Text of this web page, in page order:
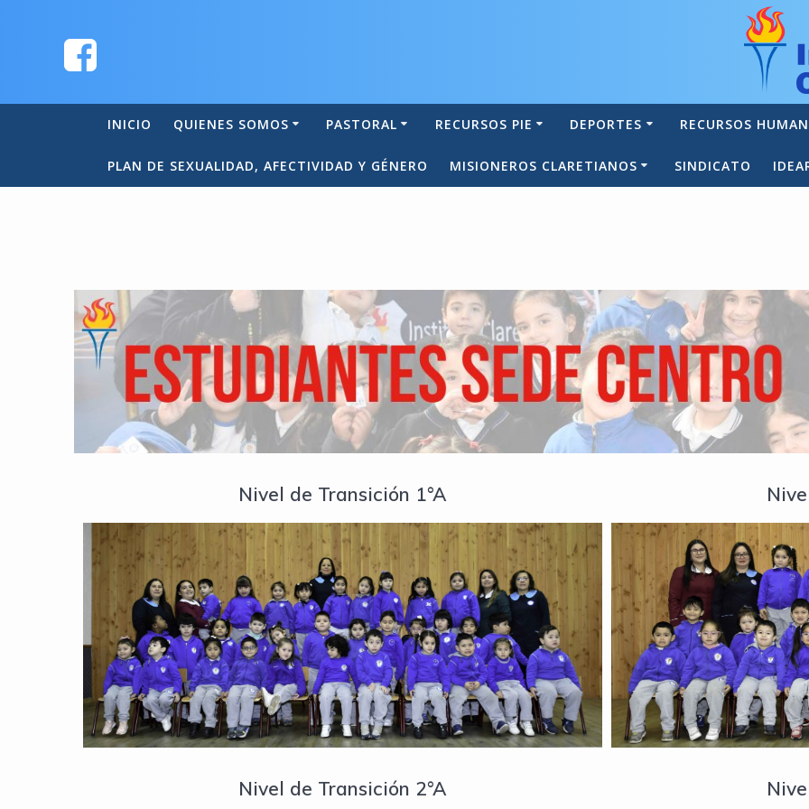
INICIO QUIENES SOMOS PASTORAL RECURSOS PIE DEPORTES RECURSOS
PLAN DE SEXUALIDAD, AFECTIVIDAD Y GÉNERO MISIONEROS CLARETIANOS SINDICATO
Nivel de Transición 1°A
Nivel de Transición 2°A